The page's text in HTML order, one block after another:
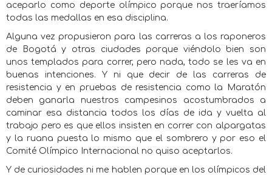
aceparlo como deporte olímpico porque nos traeríamos
todas las medallas en esa disciplina.
Alguna vez propusieron para las carreras a los raponeros
de Bogotá y otras ciudades porque viéndolo bien son
unos templados para correr, pero nada, todo se les va en
buenas intenciones. Y ni que decir de las carreras de
resistencia y en pruebas de resistencia como la Maratón
deben ganarla nuestros campesinos acostumbrados a
caminar esa distancia todos los días de ida y vuelta al
trabajo pero es que ellos insisten en correr con alpargatas
y la ruana puesta lo mismo que el sombrero y por eso el
Comité Olímpico Internacional no quiso aceptarlos.
Y de curiosidades ni me hablen porque en los olímpicos del